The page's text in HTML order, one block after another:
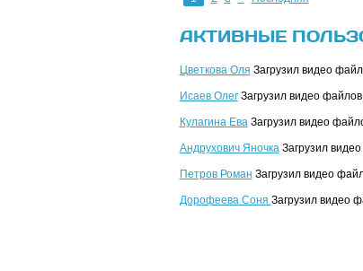
АКТИВНЫЕ
Цветкова Оля Загрузил видео
Исаев ОлегЗагрузил видео
Кулагина ЕваЗагрузил видео
Андрухович ЯночкаЗагрузил
Петров Роман Загрузил видео
Дорофеева Соня Загрузил видео